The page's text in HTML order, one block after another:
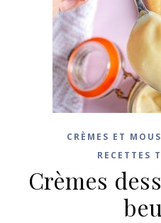
CRÈMES ET
RECETTES
Crèmes